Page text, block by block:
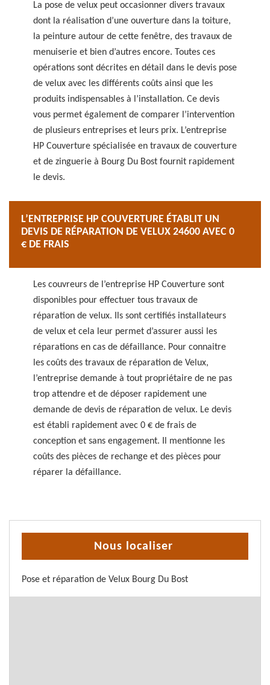
La pose de velux peut occasionner divers travaux
dont la réalisation d’une ouverture dans la toiture,
la peinture autour de cette fenêtre, des travaux de
menuiserie et bien d’autres encore. Toutes ces
opérations sont décrites en détail dans le devis pose
de velux avec les différents coûts ainsi que les
produits indispensables à l’installation. Ce devis
vous permet également de comparer l’intervention
de plusieurs entreprises et leurs prix. L’entreprise
HP Couverture spécialisée en travaux de couverture
et de zinguerie à Bourg Du Bost fournit rapidement
le devis.
L’ENTREPRISE HP COUVERTURE ÉTABLIT UN
DEVIS DE RÉPARATION DE VELUX 24600 AVEC 0
€ DE FRAIS
Les couvreurs de l’entreprise HP Couverture sont
disponibles pour effectuer tous travaux de
réparation de velux. Ils sont certifiés installateurs
de velux et cela leur permet d’assurer aussi les
réparations en cas de défaillance. Pour connaitre
les coûts des travaux de réparation de Velux,
l’entreprise demande à tout propriétaire de ne pas
trop attendre et de déposer rapidement une
demande de devis de réparation de velux. Le devis
est établi rapidement avec 0 € de frais de
conception et sans engagement. Il mentionne les
coûts des pièces de rechange et des pièces pour
réparer la défaillance.
Nous localiser
Pose et réparation de Velux Bourg Du Bost